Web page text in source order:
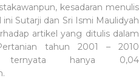
kesadaran menulis
Sutarji dan Sri Ismi Maulidyah
artikel yang ditulis dalam
tahun 2001 – 2010
ternyata hanya 0,04